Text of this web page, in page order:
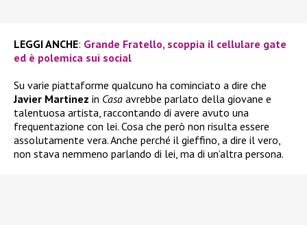
LEGGI ANCHE: Grande Fratello, scoppia il cellulare gate
ed è polemica sui social
Su varie piattaforme qualcuno ha cominciato a dire che
Javier Martinez in Casa avrebbe parlato della giovane e
talentuosa artista, raccontando di avere avuto una
frequentazione con lei. Cosa che però non risulta essere
assolutamente vera. Anche perché il gieffino, a dire il vero,
non stava nemmeno parlando di lei, ma di un’altra persona.